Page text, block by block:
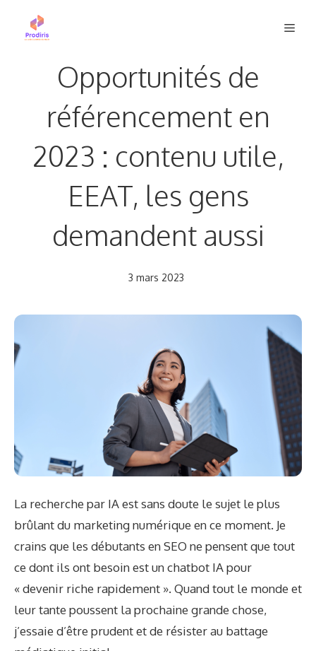
Opportunités de
référencement en
2023 : contenu utile,
EEAT, les gens
demandent aussi
3 mars 2023
La recherche par IA est sans doute le sujet le plus
brûlant du marketing numérique en ce moment. Je
crains que les débutants en SEO ne pensent que tout
ce dont ils ont besoin est un chatbot IA pour
« devenir riche rapidement ». Quand tout le monde et
leur tante poussent la prochaine grande chose,
j’essaie d’être prudent et de résister au battage